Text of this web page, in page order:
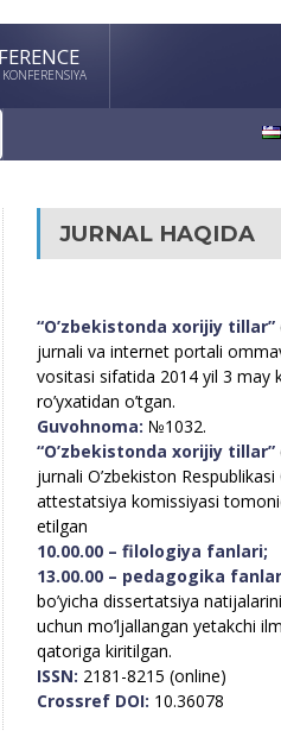
JURNAL HAQIDA
“O’zbekistonda xorijiy tillar”
jurnali va internet portali
vositasi sifatida 2014 yil 3 may
ro’yxatidan o’tgan.
Guvohnoma: №1032.
“O’zbekistonda xorijiy tillar”
jurnali O’zbekiston Respublikasi
attestatsiya komissiyasi
etilgan
10.00.00 – filologiya fanlari;
13.00.00 – pedagogika
bo’yicha dissertatsiya
uchun mo’ljallangan yetakchi
qatoriga kiritilgan.
ISSN: 2181-8215 (online)
Crossref DOI: 10.36078